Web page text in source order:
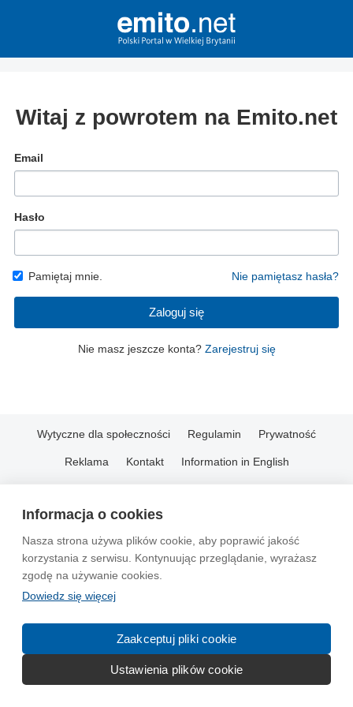
Informacja o cookies
Nasza strona używa plików cookie, aby poprawić jakość
korzystania z serwisu. Kontynuując przeglądanie, wyrażasz
zgodę na używanie cookies.
Dowiedz się więcej
Zaakceptuj pliki cookie
Ustawienia plików cookie
Witaj z powrotem na Emito.net
Email
Hasło
Pamiętaj mnie. Nie pamiętasz hasła?
Zaloguj się
Nie masz jeszcze konta? Zarejestruj się
Wytyczne dla społeczności Regulamin Prywatność
Reklama Kontakt Information in English